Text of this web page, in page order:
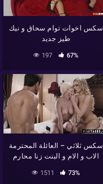
سكس اخوات توام سحاق و نيك
طيز جديد
197 67%
سكس ثلاثي – العائلة المحترمة
الاب و الام و البنت زنا محارم
1511 73%